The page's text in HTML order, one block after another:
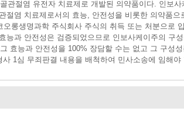
절염 유전자 치료제로 개발된 의약품이다. 인보
염 치료제로서의 효능, 안전성을 비롯한 의약품으
롱생명과학 주식회사 주식의 취득 또는 처분으로
과 안전성은 검증되었으므로 인보사케이주의 구성
효능과 안전성을 100% 장담할 수는 없고 그 구성
1심 무죄판결 내용을 배척하여 민사소송에 임해야